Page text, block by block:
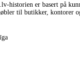
historien er basert på
til butikker, kontorer